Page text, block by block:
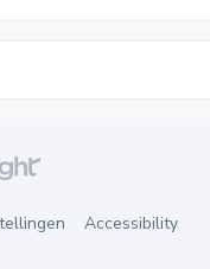
Accessibility